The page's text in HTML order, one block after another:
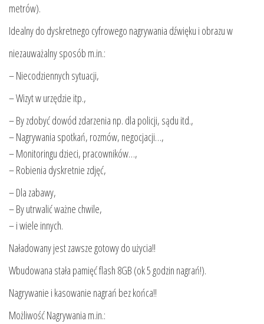
metrów).
Idealny do dyskretnego cyfrowego nagrywania dźwięku i obrazu w
niezauważalny sposób m.in.:
– Niecodziennych sytuacji,
– Wizyt w urzędzie itp.,
– By zdobyć dowód zdarzenia np. dla policji, sądu itd.,
– Nagrywania spotkań, rozmów, negocjacji…,
– Monitoringu dzieci, pracowników…,
– Robienia dyskretnie zdjęć,
– Dla zabawy,
– By utrwalić ważne chwile,
– i wiele innych.
Naładowany jest zawsze gotowy do użycia!!
Wbudowana stała pamięć flash 8GB (ok 5 godzin nagrań!).
Nagrywanie i kasowanie nagrań bez końca!!
Możliwość Nagrywania m.in.: